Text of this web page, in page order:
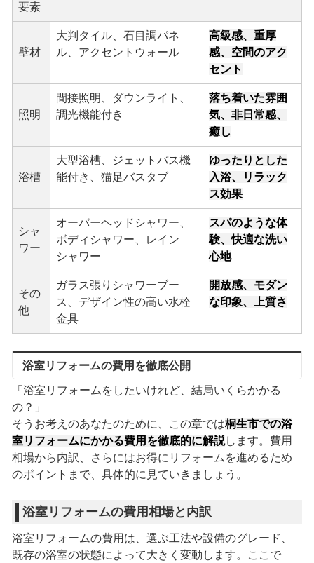
要素
壁材
大判タイル、石目調パネ
ル、アクセントウォール
高級感、重厚
感、空間のアク
セント
照明
間接照明、ダウンライト、
調光機能付き
落ち着いた雰囲
気、非日常感、
癒し
浴槽
大型浴槽、ジェットバス機
能付き、猫足バスタブ
ゆったりとした
入浴、リラック
ス効果
シャ
ワー
オーバーヘッドシャワー、
ボディシャワー、レイン
シャワー
スパのような体
験、快適な洗い
心地
その
他
ガラス張りシャワーブー
ス、デザイン性の高い水栓
金具
開放感、モダン
な印象、上質さ
浴室リフォームの費用を徹底公開
「浴室リフォームをしたいけれど、結局いくらかかる
の？」
そうお考えのあなたのために、この章では桐生市での浴
室リフォームにかかる費用を徹底的に解説します。費用
相場から内訳、さらにはお得にリフォームを進めるため
のポイントまで、具体的に見ていきましょう。
浴室リフォームの費用相場と内訳
浴室リフォームの費用は、選ぶ工法や設備のグレード、
既存の浴室の状態によって大きく変動します。ここで